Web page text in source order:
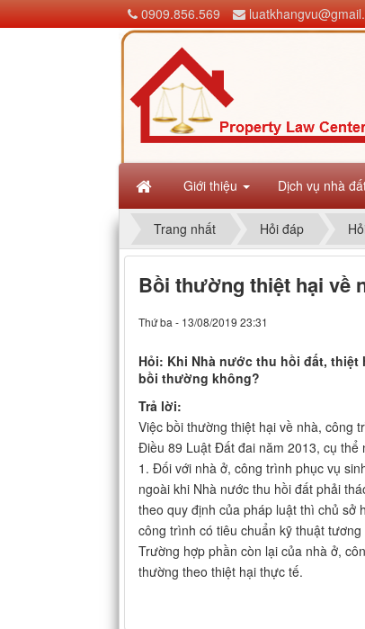
Giới thiệu Dịch vụ nhà
0909.856.569
Trang nhất Hỏi đáp
Bồi thường thiệt hại về
Thứ ba - 13/08/2019 23:31
Hỏi: Khi Nhà nước thu hồi đất,
bồi thường không?
Trả lời:
Việc bồi thường thiệt hại về nhà, công
Điều 89 Luật Đất đai năm 2013, cụ thể
1. Đối với nhà ở, công trình phục vụ
ngoài khi Nhà nước thu hồi đất phải
theo quy định của pháp luật thì chủ
công trình có tiêu chuẩn kỹ thuật
Trường hợp phần còn lại của nhà ở,
thường theo thiệt hại thực tế.